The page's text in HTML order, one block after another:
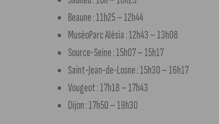
Beaune : 11h25 – 12h44
MuséoParc Alésia : 12h43 – 13h08
Source-Seine : 15h07 – 15h17
Saint-Jean-de-Losne : 15h30 – 16h17
Vougeot : 17h18 – 17h43
Dijon : 17h50 – 19h30